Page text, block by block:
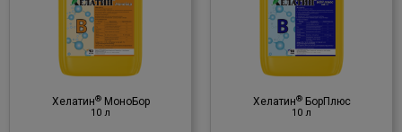
Хелатин®МоноБор
10 л
Хелатин®БорПлюс
10 л
10 л
Мінеральне добриво
♦ бор (В)